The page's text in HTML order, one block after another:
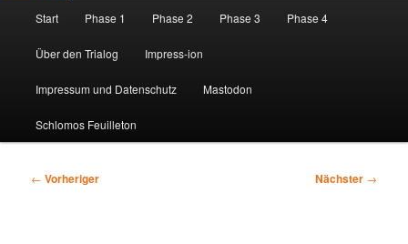
Start Phase 1 Phase 2 Phase 3 Phase 4
Über den Trialog Impress-ion
Impressum und Datenschutz Mastodon
Schlomos Feuilleton
Beitragsnavigation
← Vorheriger Nächster →